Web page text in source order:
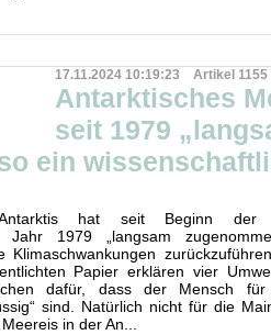
17.11.2024 10:19:23 Artikel 1155
Antarktisches
seit 1979
ein
hat seit Beginn der
Jahr 1979 „langsam
Klimaschwankungen
Papier erklären vier
dafür, dass der Mensch für
sind. Natürlich nicht für die
in der An...